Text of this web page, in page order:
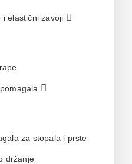
i elastični zavoji
za stopala i prste
držanje